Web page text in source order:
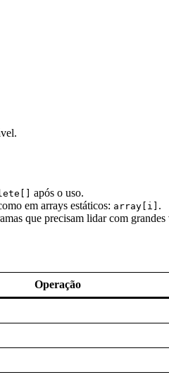
após o uso.
em arrays estáticos: array[i] .
que precisam lidar com
Operação